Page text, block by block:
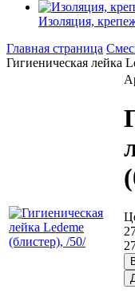
Изоляция,
Главная страница
Гигиеническая лейка